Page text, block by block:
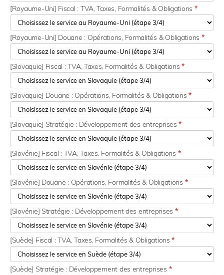
[Royaume-Uni] Fiscal : TVA, Taxes, Formalités & Obligations *
[Royaume-Uni] Douane : Opérations, Formalités & Obligations *
[Slovaquie] Fiscal : TVA, Taxes, Formalités & Obligations*
[Slovaquie] Douane : Opérations, Formalités & Obligations*
[Slovaquie] Stratégie : Développement des entreprises*
[Slovénie] Fiscal : TVA, Taxes, Formalités & Obligations *
[Slovénie] Douane : Opérations, Formalités & Obligations *
[Slovénie] Stratégie : Développement des entreprises *
[Suède] Fiscal : TVA, Taxes, Formalités & Obligations*
[Suède] Stratégie : Développement des entreprises *